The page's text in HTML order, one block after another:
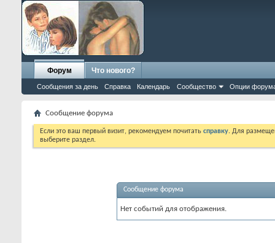
Форум
Сообщения за день Справка Календарь Сообщество Опции
Что нового?
Сообщение форума
Если это ваш первый визит, рекомендуем почитать справку. Для
выберите раздел.
Сообщение форума
Нет событий для отображения.